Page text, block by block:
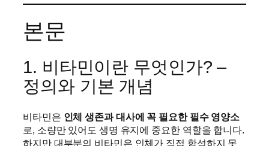
본문
1. 비타민이란 무엇인가? –
정의와 기본 개념
비타민은 인체 생존과 대사에 꼭 필요한 필수 영양소
로, 소량만 있어도 생명 유지에 중요한 역할을 합니다.
하지만 대부분의 비타민은 인체가 직접 합성하지 못